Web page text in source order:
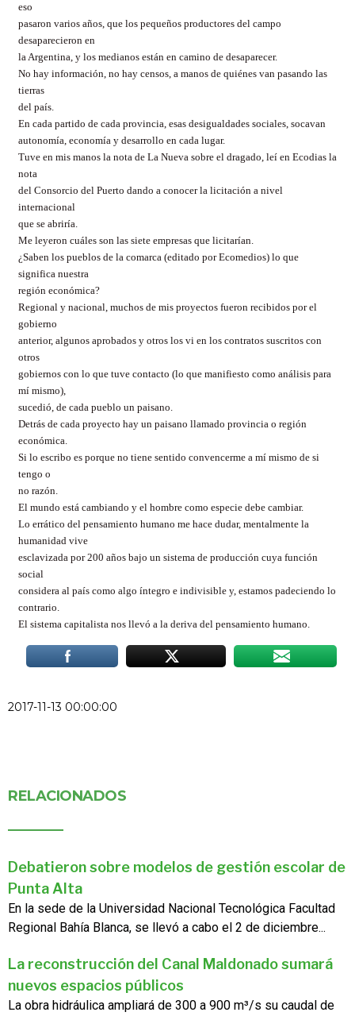
eso
pasaron varios años, que los pequeños productores del campo
desaparecieron en
la Argentina, y los medianos están en camino de desaparecer.
No hay información, no hay censos, a manos de quiénes van pasando las
tierras
del país.
En cada partido de cada provincia, esas desigualdades sociales, socavan
autonomía, economía y desarrollo en cada lugar.
Tuve en mis manos la nota de La Nueva sobre el dragado, leí en Ecodias la
nota
del Consorcio del Puerto dando a conocer la licitación a nivel
internacional
que se abriría.
Me leyeron cuáles son las siete empresas que licitarían.
¿Saben los pueblos de la comarca (editado por Ecomedios) lo que
significa nuestra
región económica?
Regional y nacional, muchos de mis proyectos fueron recibidos por el
gobierno
anterior, algunos aprobados y otros los vi en los contratos suscritos con
otros
gobiernos con lo que tuve contacto (lo que manifiesto como análisis para
mí mismo),
sucedió, de cada pueblo un paisano.
Detrás de cada proyecto hay un paisano llamado provincia o región
económica.
Si lo escribo es porque no tiene sentido convencerme a mí mismo de si
tengo o
no razón.
El mundo está cambiando y el hombre como especie debe cambiar.
Lo errático del pensamiento humano me hace dudar, mentalmente la
humanidad vive
esclavizada por 200 años bajo un sistema de producción cuya función
social
considera al país como algo íntegro e indivisible y, estamos padeciendo lo
contrario.
El sistema capitalista nos llevó a la deriva del pensamiento humano.
2017-11-13 00:00:00
RELACIONADOS
Debatieron sobre modelos de gestión escolar de
Punta Alta
En la sede de la Universidad Nacional Tecnológica Facultad
Regional Bahía Blanca, se llevó a cabo el 2 de diciembre...
La reconstrucción del Canal Maldonado sumará
nuevos espacios públicos
La obra hidráulica ampliará de 300 a 900 m³/s su caudal de